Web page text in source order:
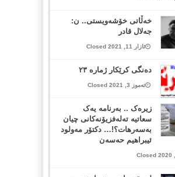
خەڵاتی خۆشەویستی.. ن:
جەلال قادر
ئازار 11, 2021 Closed
دەنگی کرێکار ژمارە ٢٣
تەموز 3, 2021 Closed
زیرەک .. بەرنامە یەک
سعاتیە تەلەفزیۆنەکانی چیان
بەسەرهات؟!… دکتۆر مەولود
ئیبراهیم حەسەن